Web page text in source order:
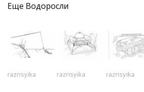
Еще Водоросли
razrisyika razrisyika razrisyika